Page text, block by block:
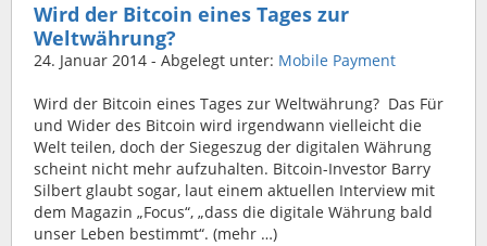
Wird der Bitcoin eines Tages zur
Weltwährung?
24. Januar 2014 - Abgelegt unter: Mobile Payment
Wird der Bitcoin eines Tages zur Weltwährung? Das Für
und Wider des Bitcoin wird irgendwann vielleicht die
Welt teilen, doch der Siegeszug der digitalen Währung
scheint nicht mehr aufzuhalten. Bitcoin-Investor Barry
Silbert glaubt sogar, laut einem aktuellen Interview mit
dem Magazin „Focus“, „dass die digitale Währung bald
unser Leben bestimmt“. (mehr …)